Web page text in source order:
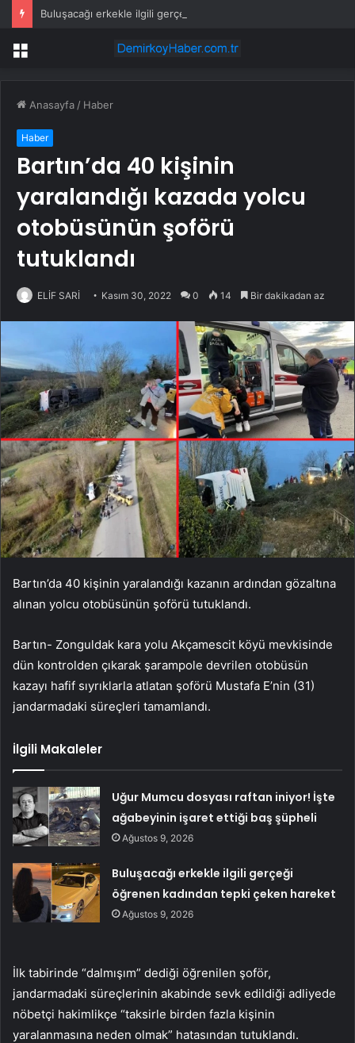
Menü
Anasayfa / Haber
Haber
Bartın’da 40 kişinin
yaralandığı kazada yolcu
otobüsünün şoförü
tutuklandı
ELİF SARİ Kasım 30, 2022 0 14 Bir dakikadan az
Bartın’da 40 kişinin yaralandığı kazanın ardından gözaltına
alınan yolcu otobüsünün şoförü tutuklandı.
Bartın- Zonguldak kara yolu Akçamescit köyü mevkisinde
dün kontrolden çıkarak şarampole devrilen otobüsün
kazayı hafif sıyrıklarla atlatan şoförü Mustafa E’nin (31)
jandarmadaki süreçleri tamamlandı.
İlgili Makaleler
Uğur Mumcu dosyası raftan iniyor! İşte
ağabeyinin işaret ettiği baş şüpheli
Ağustos 9, 2026
Buluşacağı erkekle ilgili gerçeği
öğrenen kadından tepki çeken hareket
Ağustos 9, 2026
İlk tabirinde “dalmışım” dediği öğrenilen şoför,
jandarmadaki süreçlerinin akabinde sevk edildiği adliyede
nöbetçi hakimlikçe “taksirle birden fazla kişinin
yaralanmasına neden olmak” hatasından tutuklandı.